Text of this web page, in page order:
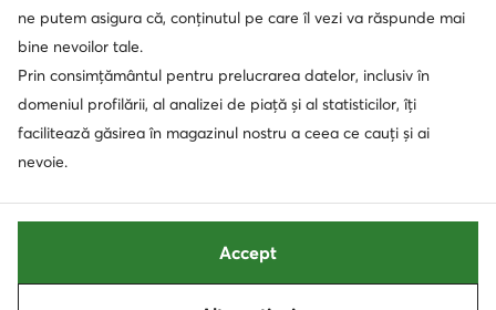
ne putem asigura că, conținutul pe care îl vezi va răspunde mai
bine nevoilor tale.
Prin consimțământul pentru prelucrarea datelor, inclusiv în
domeniul profilării, al analizei de piață și al statisticilor, îți
facilitează găsirea în magazinul nostru a ceea ce cauți și ai
nevoie.
Accept